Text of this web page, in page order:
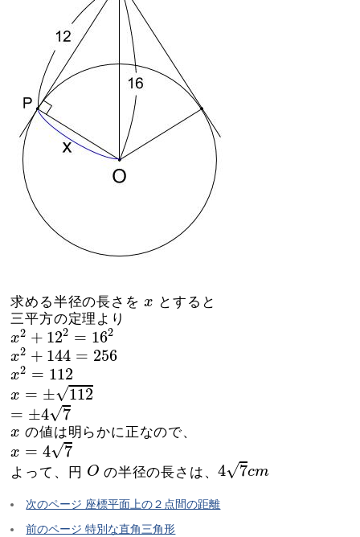
求める半径の長さをx
x とすると
三平方の定理より
x2 + 122 = 162
x2 + 122=162
x2 + 144 = 256
x2 +144 = 256
x2 = 112
x2 =112
x = ±√112
x 112
= ±4√7
= 4 7
x
x の値は明らかに正なので、
x = 4√7
x =47
よって、円 O
O の半径の長さは、4√7cm
4 cm
次のページ 座標平面上の２点間の距離
前のページ 特別な直角三角形